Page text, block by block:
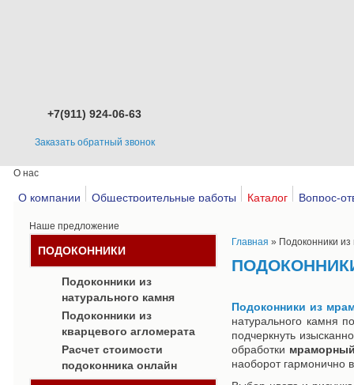
+7(911) 924-06-63
Заказать обратный звонок
О нас
О компании Общестроительные работы Каталог Вопрос-
Наше предложение
ПОДОКОННИКИ
Подоконники из
натурального камня
Подоконники из
кварцевого агломерата
Расчет стоимости
подоконника онлайн
Главная » Подоконники
Подоконники из
натурального камня
подчеркнуть
обработки
наоборот гармонично